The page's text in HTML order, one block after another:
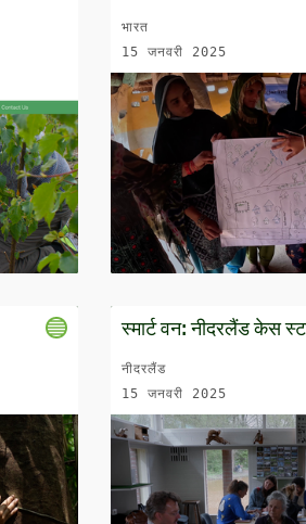
भारत
15 जनवरी 2025
स्मार्ट वन: नीदरलैंड केस
नीदरलैंड
15 जनवरी 2025